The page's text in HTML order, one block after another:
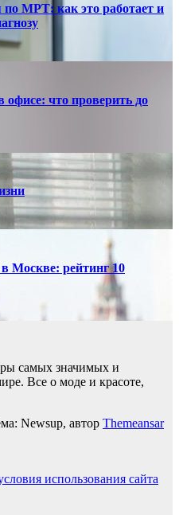
по МРТ: как это работает и
офисе: что проверить до
Москве: рейтинг 10
самых значимых и
Все о моде и красоте,
Newsup, автор Themeansar
использования сайта